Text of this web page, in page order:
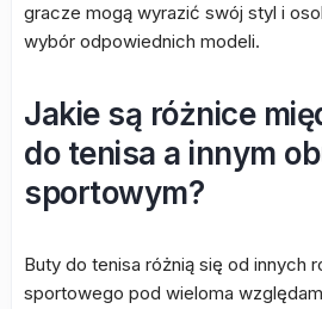
gracze mogą wyrazić swój styl i
wybór odpowiednich modeli.
Jakie są różnice
do tenisa a innym
sportowym?
Buty do tenisa różnią się od innych
sportowego pod wieloma